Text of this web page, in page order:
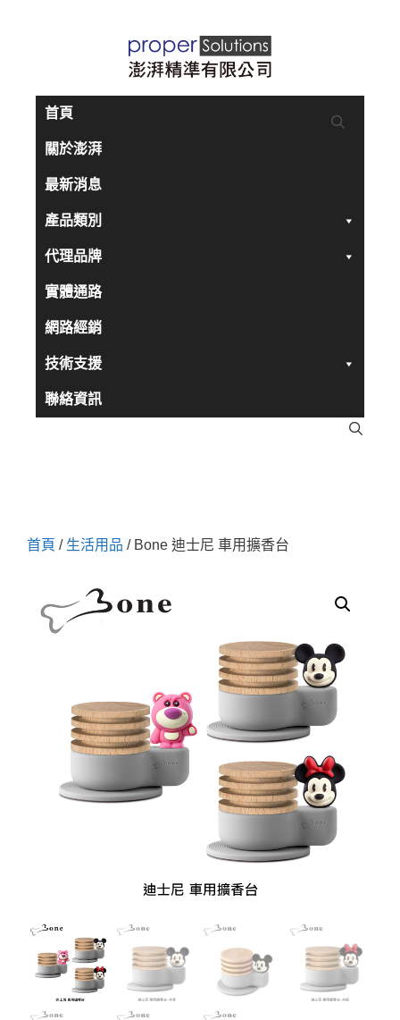
首頁
關於澎湃
最新消息
產品類別
代理品牌
實體通路
網路經銷
技術支援
聯絡資訊
首頁 / 生活用品 / Bone 迪士尼 車用擴香台